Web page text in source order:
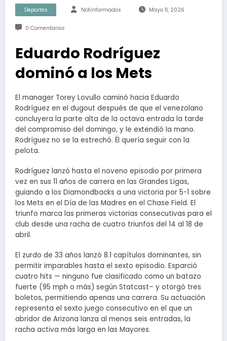
Deportes Notinformados Mayo 11, 2026
0 Comentarios
Eduardo Rodríguez
dominó a los Mets
El manager Torey Lovullo caminó hacia Eduardo
Rodríguez en el dugout después de que el venezolano
concluyera la parte alta de la octava entrada la tarde
del compromiso del domingo, y le extendió la mano.
Rodríguez no se la estrechó. Él quería seguir con la
pelota.
Rodríguez lanzó hasta el noveno episodio por primera
vez en sus 11 años de carrera en las Grandes Ligas,
guiando a los Diamondbacks a una victoria por 5-1 sobre
los Mets en el Día de las Madres en el Chase Field. El
triunfo marca las primeras victorias consecutivas para el
club desde una racha de cuatro triunfos del 14 al 18 de
abril.
El zurdo de 33 años lanzó 8.1 capítulos dominantes, sin
permitir imparables hasta el sexto episodio. Esparció
cuatro hits — ninguno fue clasificado como un batazo
fuerte (95 mph o más) según Statcast– y otorgó tres
boletos, permitiendo apenas una carrera. Su actuación
representa el sexto juego consecutivo en el que un
abridor de Arizona lanza al menos seis entradas, la
racha activa más larga en las Mayores.